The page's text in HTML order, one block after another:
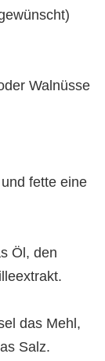
Walnüsse
fette eine
Öl, den
das Mehl,
Salz.